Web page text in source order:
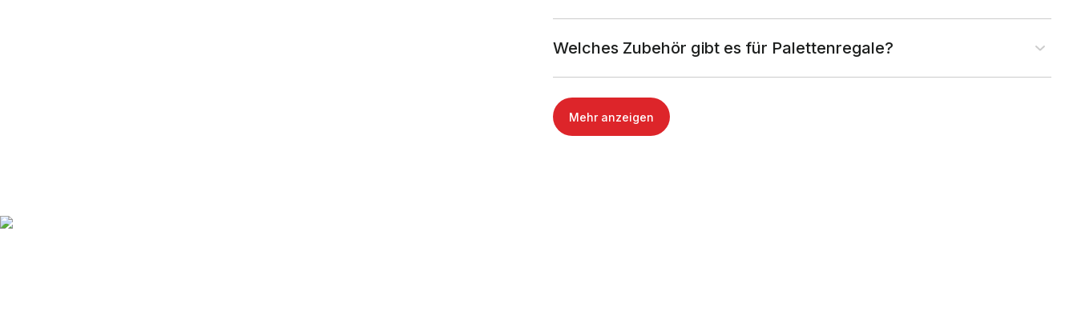
Welches Zubehör gibt es für Palettenregale?
Mehr anzeigen